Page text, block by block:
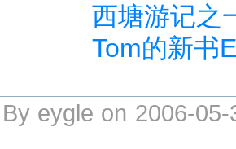
西塘游记之
Tom的新书
By eygle on 2006-05-